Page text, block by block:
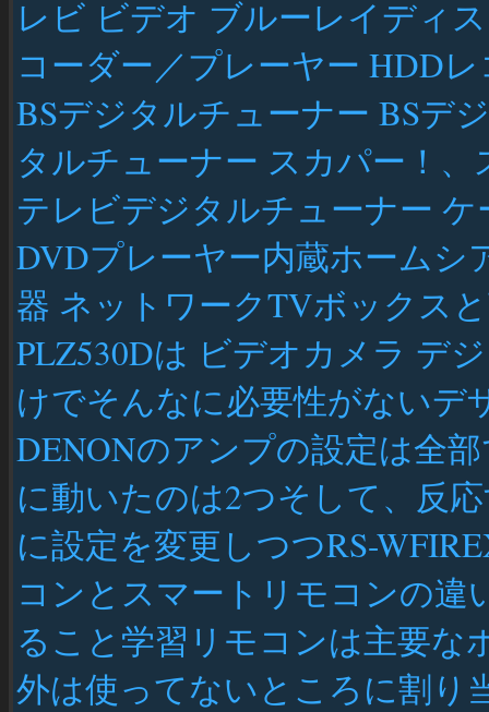
レビ ビデオ ブルーレイディ
コーダー／プレーヤー HDD
BSデジタルチューナー BSデ
タルチューナー スカパー！
テレビデジタルチューナー
DVDプレーヤー内蔵ホームシ
器 ネットワークTVボックス
PLZ530Dは ビデオカメラ デ
けでそんなに必要性がないデ
DENONのアンプの設定は全
に動いたのは2つそして、反
に設定を変更しつつRS-
コンとスマートリモコンの
ること学習リモコンは主要な
外は使ってないところに割り